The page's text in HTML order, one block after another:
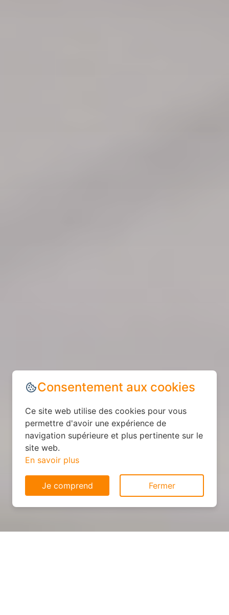
Consentement aux cookies
Ce site web utilise des cookies pour vous
permettre d'avoir une expérience de
navigation supérieure et plus pertinente sur le
site web.
En savoir plus
Je comprend Fermer